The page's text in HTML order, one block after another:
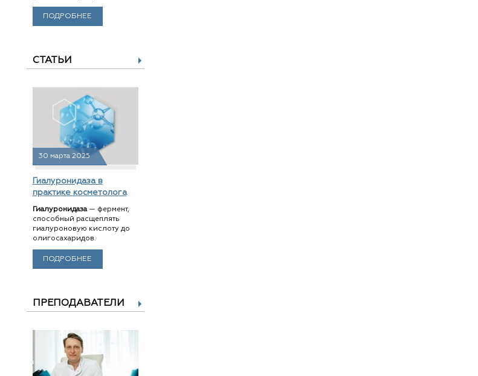
ПОДРОБНЕЕ
СТАТЬИ
30 марта 2025
Гиалуронидаза в
практике косметолога
Гиалуронидаза— фермент,
способный расщеплять
гиалуроновую кислоту до
олигосахаридов.
ПОДРОБНЕЕ
ПРЕПОДАВАТЕЛИ